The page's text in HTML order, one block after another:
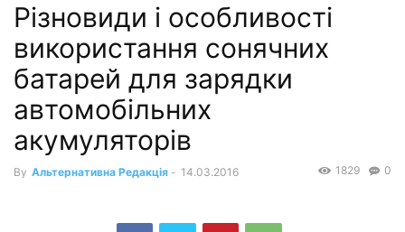
Різновиди і особливості
використання сонячних
батарей для зарядки
автомобільних
акумуляторів
By Альтернативна Редакція - 14.03.2016 0
1829